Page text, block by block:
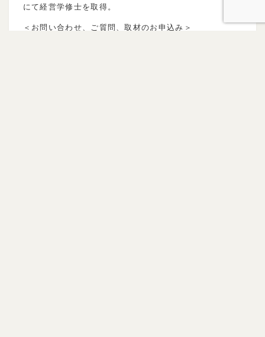
にて経営学修士を取得。
＜お問い合わせ、ご質問、取材のお申込み＞